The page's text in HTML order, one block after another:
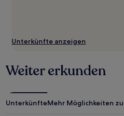
Unterkünfte anzeigen
Weiter erkunden
UnterkünfteMehr Möglichkeiten